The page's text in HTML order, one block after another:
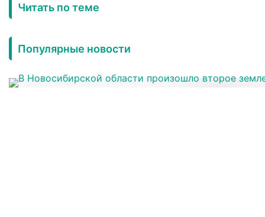
Читать по теме
Популярные новости